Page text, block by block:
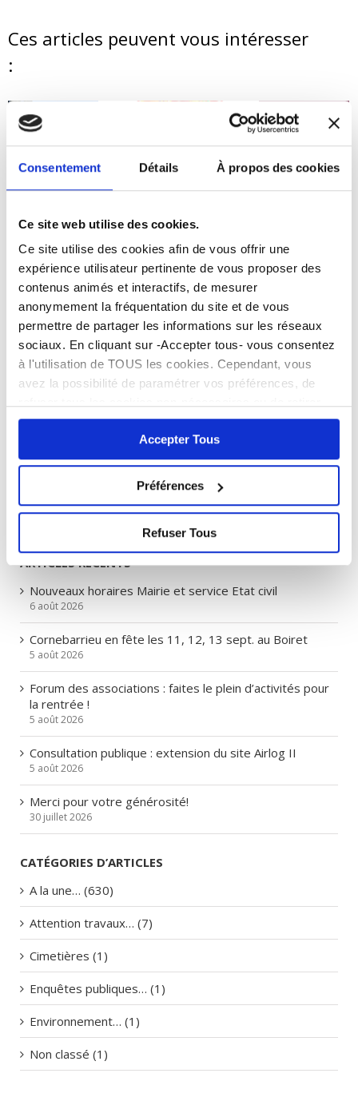
Consentement Détails À propos des cookies
Ce site web utilise des cookies.
Ce site utilise des cookies afin de vous offrir une
expérience utilisateur pertinente de vous proposer des
contenus animés et interactifs, de mesurer
anonymement la fréquentation du site et de vous
permettre de partager les informations sur les réseaux
sociaux. En cliquant sur -Accepter tous- vous consentez
à l'utilisation de TOUS les cookies. Cependant, vous
avez la possibilité de paramétrer vos préférences, de
entièrement votre consentement. Attention, le fait de ne
pas accepter tous les cookies peut bloquer certaines
fonctionnalités du site.> Lire notre Politique de
Accepter Tous
Préférences
Refuser Tous
Nouveaux
et service Etat
6 août 2026
Cornebarrieu en
fête les 11, 12,
13 sept. au
Boiret
5 août 2026
Forum des
associations :
d’activités pour
la rentrée !
DEMANDES URBANISMES
ARTICLES RÉCENTS
Nouveaux horaires Mairie et service Etat civil
6 août 2026
Cornebarrieu en fête les 11, 12, 13 sept. au Boiret
5 août 2026
Forum des associations : faites le plein d’activités pour
la rentrée !
5 août 2026
Consultation publique : extension du site Airlog II
5 août 2026
Merci pour votre générosité!
30 juillet 2026
CATÉGORIES D’ARTICLES
A la une… (630)
Attention travaux… (7)
Cimetières (1)
Enquêtes publiques… (1)
Environnement… (1)
Non classé (1)